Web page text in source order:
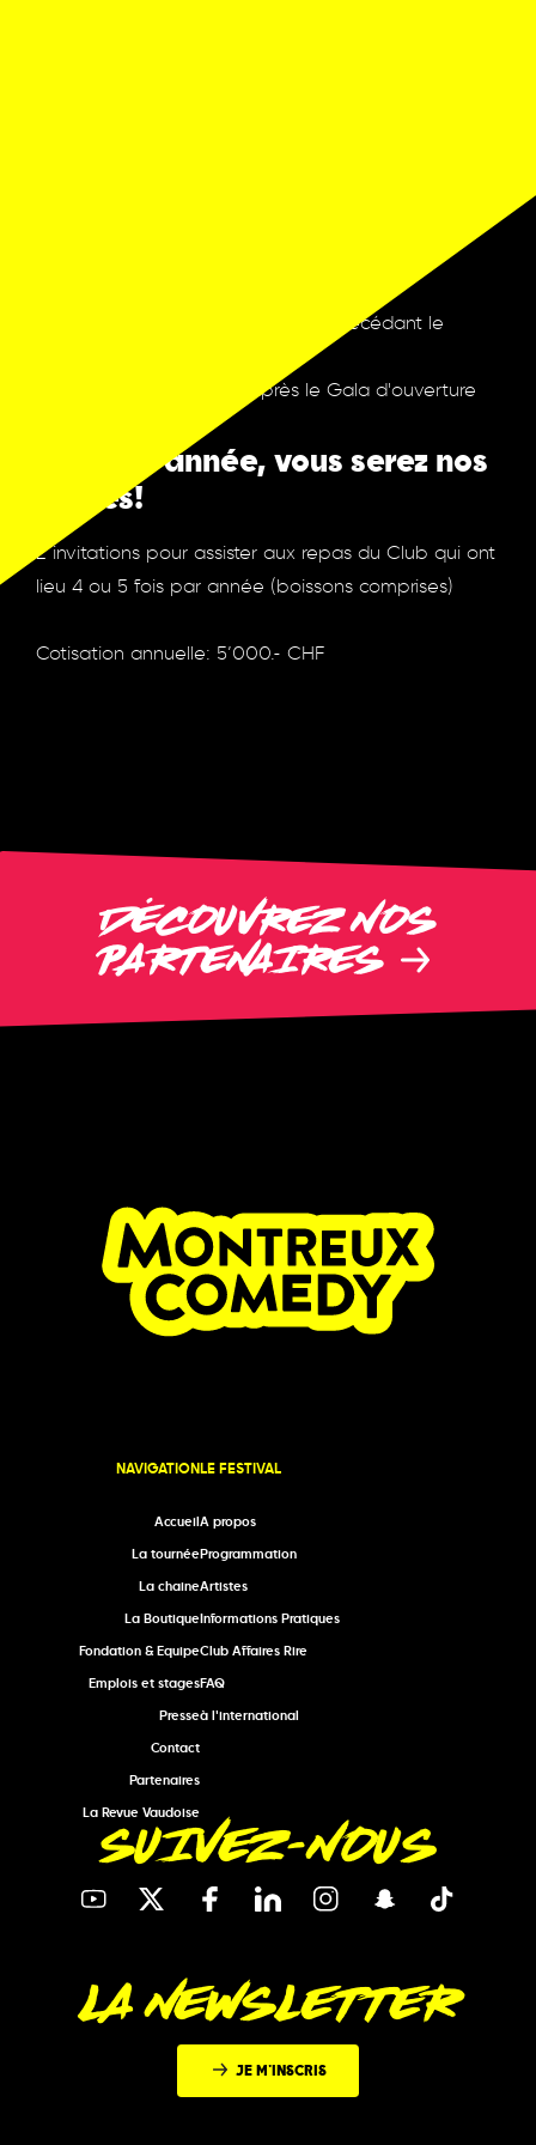
6 invitations au cocktail dinatoire précédant le
Coupe de champagne après le Gala d'ouverture
Durant l'année, vous serez nos
invités!
2 invitations pour assister aux repas du Club qui ont
lieu 4 ou 5 fois par année (boissons comprises)
Cotisation annuelle: 5’000.- CHF
DÉCOUVREZ NOS
PARTENAIRES
NAVIGATION
Accueil
La tournée
La chaine
La Boutique
Fondation & Equipe
Emplois et stages
Presse
Contact
Partenaires
La Revue Vaudoise
LE FESTIVAL
A propos
Programmation
Artistes
Informations Pratiques
Club Affaires Rire
FAQ
à l'international
SUIVEZ-NOUS
LA NEWSLETTER
JE M'INSCRIS